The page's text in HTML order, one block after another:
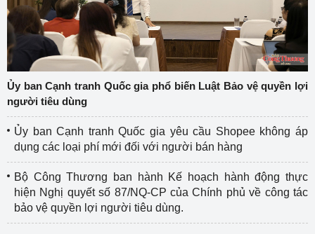
Ủy ban Cạnh tranh Quốc gia phổ biến Luật Bảo vệ quyền lợi
người tiêu dùng
Ủy ban Cạnh tranh Quốc gia yêu cầu Shopee không áp
dụng các loại phí mới đối với người bán hàng
Bộ Công Thương ban hành Kế hoạch hành động thực
hiện Nghị quyết số 87/NQ-CP của Chính phủ về công tác
bảo vệ quyền lợi người tiêu dùng.